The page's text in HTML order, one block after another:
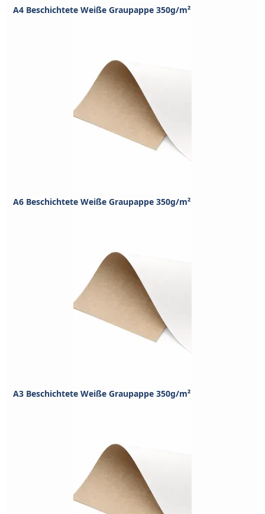
A4 Beschichtete Weiße Graupappe 350g/m²
A6 Beschichtete Weiße Graupappe 350g/m²
A3 Beschichtete Weiße Graupappe 350g/m²